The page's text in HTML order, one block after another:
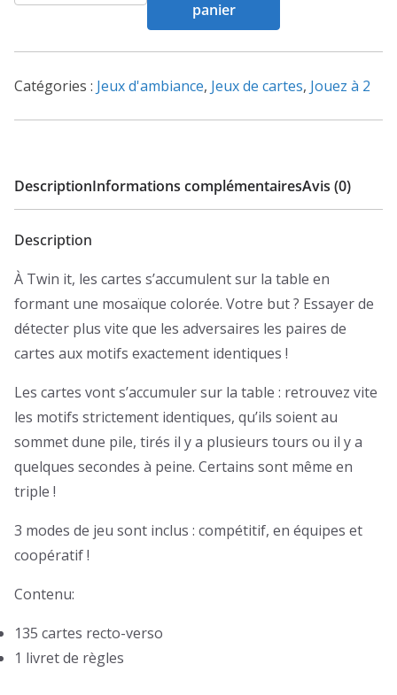
It
panier
Catégories : Jeux d'ambiance, Jeux de cartes, Jouez à 2
DescriptionInformations complémentairesAvis (0)
Description
À Twin it, les cartes s’accumulent sur la table en
formant une mosaïque colorée. Votre but ? Essayer de
détecter plus vite que les adversaires les paires de
cartes aux motifs exactement identiques !
Les cartes vont s’accumuler sur la table : retrouvez vite
les motifs strictement identiques, qu’ils soient au
sommet dune pile, tirés il y a plusieurs tours ou il y a
quelques secondes à peine. Certains sont même en
triple !
3 modes de jeu sont inclus : compétitif, en équipes et
coopératif !
Contenu:
135 cartes recto-verso
1 livret de règles